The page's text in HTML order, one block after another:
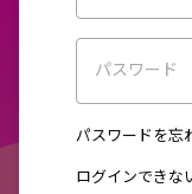
パスワード
パスワードを忘
ログインできな